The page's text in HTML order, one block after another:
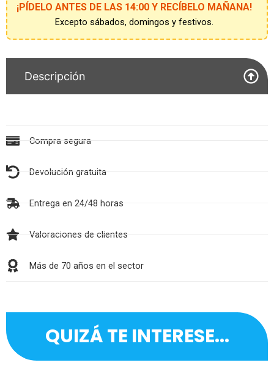
¡PÍDELO ANTES DE LAS 14:00 Y RECÍBELO MAÑANA!
Excepto sábados, domingos y festivos.
Descripción
Compra segura
Devolución gratuita
Entrega en 24/48 horas
Valoraciones de clientes
Más de 70 años en el sector
QUIZÁ TE INTERESE...